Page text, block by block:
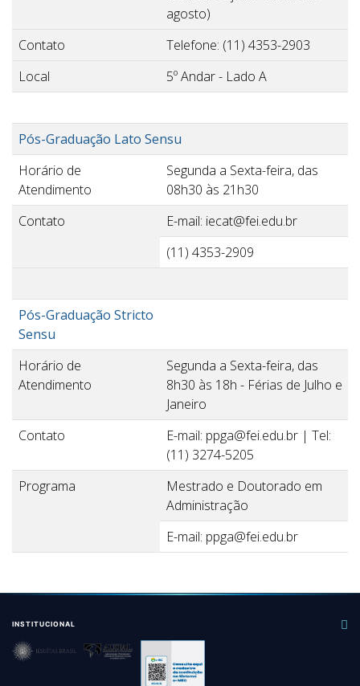
agosto)
Contato
Telefone: (11) 4353-2903
Local
5º Andar - Lado A
Pós-Graduação Lato Sensu
Horário de
Atendimento
Segunda a Sexta-feira, das
08h30 às 21h30
Contato
E-mail: iecat@fei.edu.br
(11) 4353-2909
Pós-Graduação Stricto
Sensu
Horário de
Atendimento
Segunda a Sexta-feira, das
8h30 às 18h - Férias de Julho e
Janeiro
Contato
E-mail: ppga@fei.edu.br | Tel:
(11) 3274-5205
Programa
Mestrado e Doutorado em
Administração
E-mail: ppga@fei.edu.br
INSTITUCIONAL